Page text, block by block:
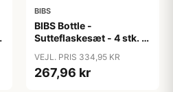
BIBS
BIBS Bottle -
Sutteflaskesæt - 4 stk. -
270ml - Ivory
VEJL. PRIS 334,95 KR
267,96 kr